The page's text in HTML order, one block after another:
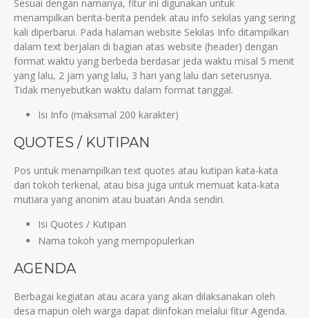
Sesuai dengan namanya, fitur ini digunakan untuk
menampilkan berita-berita pendek atau info sekilas yang sering
kali diperbarui. Pada halaman website Sekilas Info ditampilkan
dalam text berjalan di bagian atas website (header) dengan
format waktu yang berbeda berdasar jeda waktu misal 5 menit
yang lalu, 2 jam yang lalu, 3 hari yang lalu dan seterusnya.
Tidak menyebutkan waktu dalam format tanggal.
Isi Info (maksimal 200 karakter)
QUOTES / KUTIPAN
Pos untuk menampilkan text quotes atau kutipan kata-kata
dari tokoh terkenal, atau bisa juga untuk memuat kata-kata
mutiara yang anonim atau buatan Anda sendiri.
Isi Quotes / Kutipan
Nama tokoh yang mempopulerkan
AGENDA
Berbagai kegiatan atau acara yang akan dilaksanakan oleh
desa mapun oleh warga dapat diinfokan melalui fitur Agenda.